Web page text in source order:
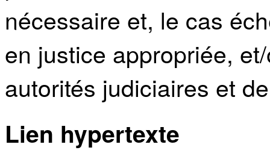
nécessaire et, le cas
en justice appropriée,
autorités judiciaires et
Lien hypertexte